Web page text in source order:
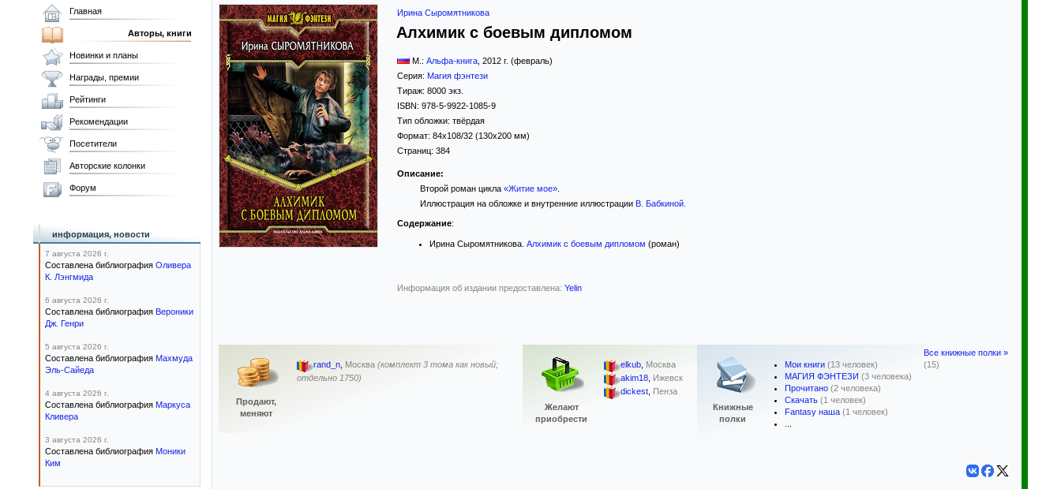
Ирина Сыромятникова
Алхимик с боевым дипломом
М.: Альфа-книга 2012 г. (февраль)
Серия: Магия фэнтези
Тираж: 8000 экз.
ISBN: 978-5-9922-1085-9
Тип обложки: твёрдая
Формат: 84x108/32 (130x200 мм)
Страниц: 384
Описание:
Второй роман цикла «Житие мое».
Иллюстрация на обложке и внутренние иллюстрации В. Бабкиной.
Содержание:
Ирина Сыромятникова. Алхимик с боевым дипломом (роман)
Информация об издании предоставлена: Yelin
Продают,
меняют
rand_n, Москва (комплект 3 тома как новый;
отдельно 1750)
Желают
приобрести
elkub, Москва
akim18, Ижевск
dickest, Пенза
Книжные
полки
Мои книги (13 человек)
МАГИЯ ФЭНТЕЗИ (3 человека)
Прочитано (2 человека)
Скачать (1 человек)
Fantasy наша (1 человек)
Все книжные полки »
(15)
Главная
Авторы, книги
Новинки и планы
Награды, премии
Рейтинги
Рекомендации
Посетители
Авторские колонки
Форум
информация, новости
7 августа 2026 г.
Составлена библиография Оливера
К. Лэнгмида
6 августа 2026 г.
Составлена библиография Вероники
Дж. Генри
5 августа 2026 г.
Составлена библиография Махмуда
Эль-Сайеда
4 августа 2026 г.
Составлена библиография Маркуса
Кливера
3 августа 2026 г.
Составлена библиография Моники
Ким